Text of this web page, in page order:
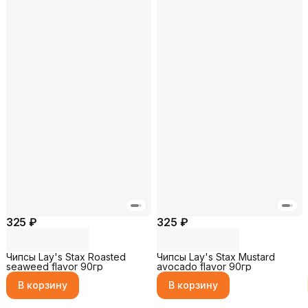
325 ₽
Чипсы Lay's Stax Roasted
seaweed flavor 90гр
В корзину
325 ₽
Чипсы Lay's Stax Mustard
avocado flavor 90гр
В корзину